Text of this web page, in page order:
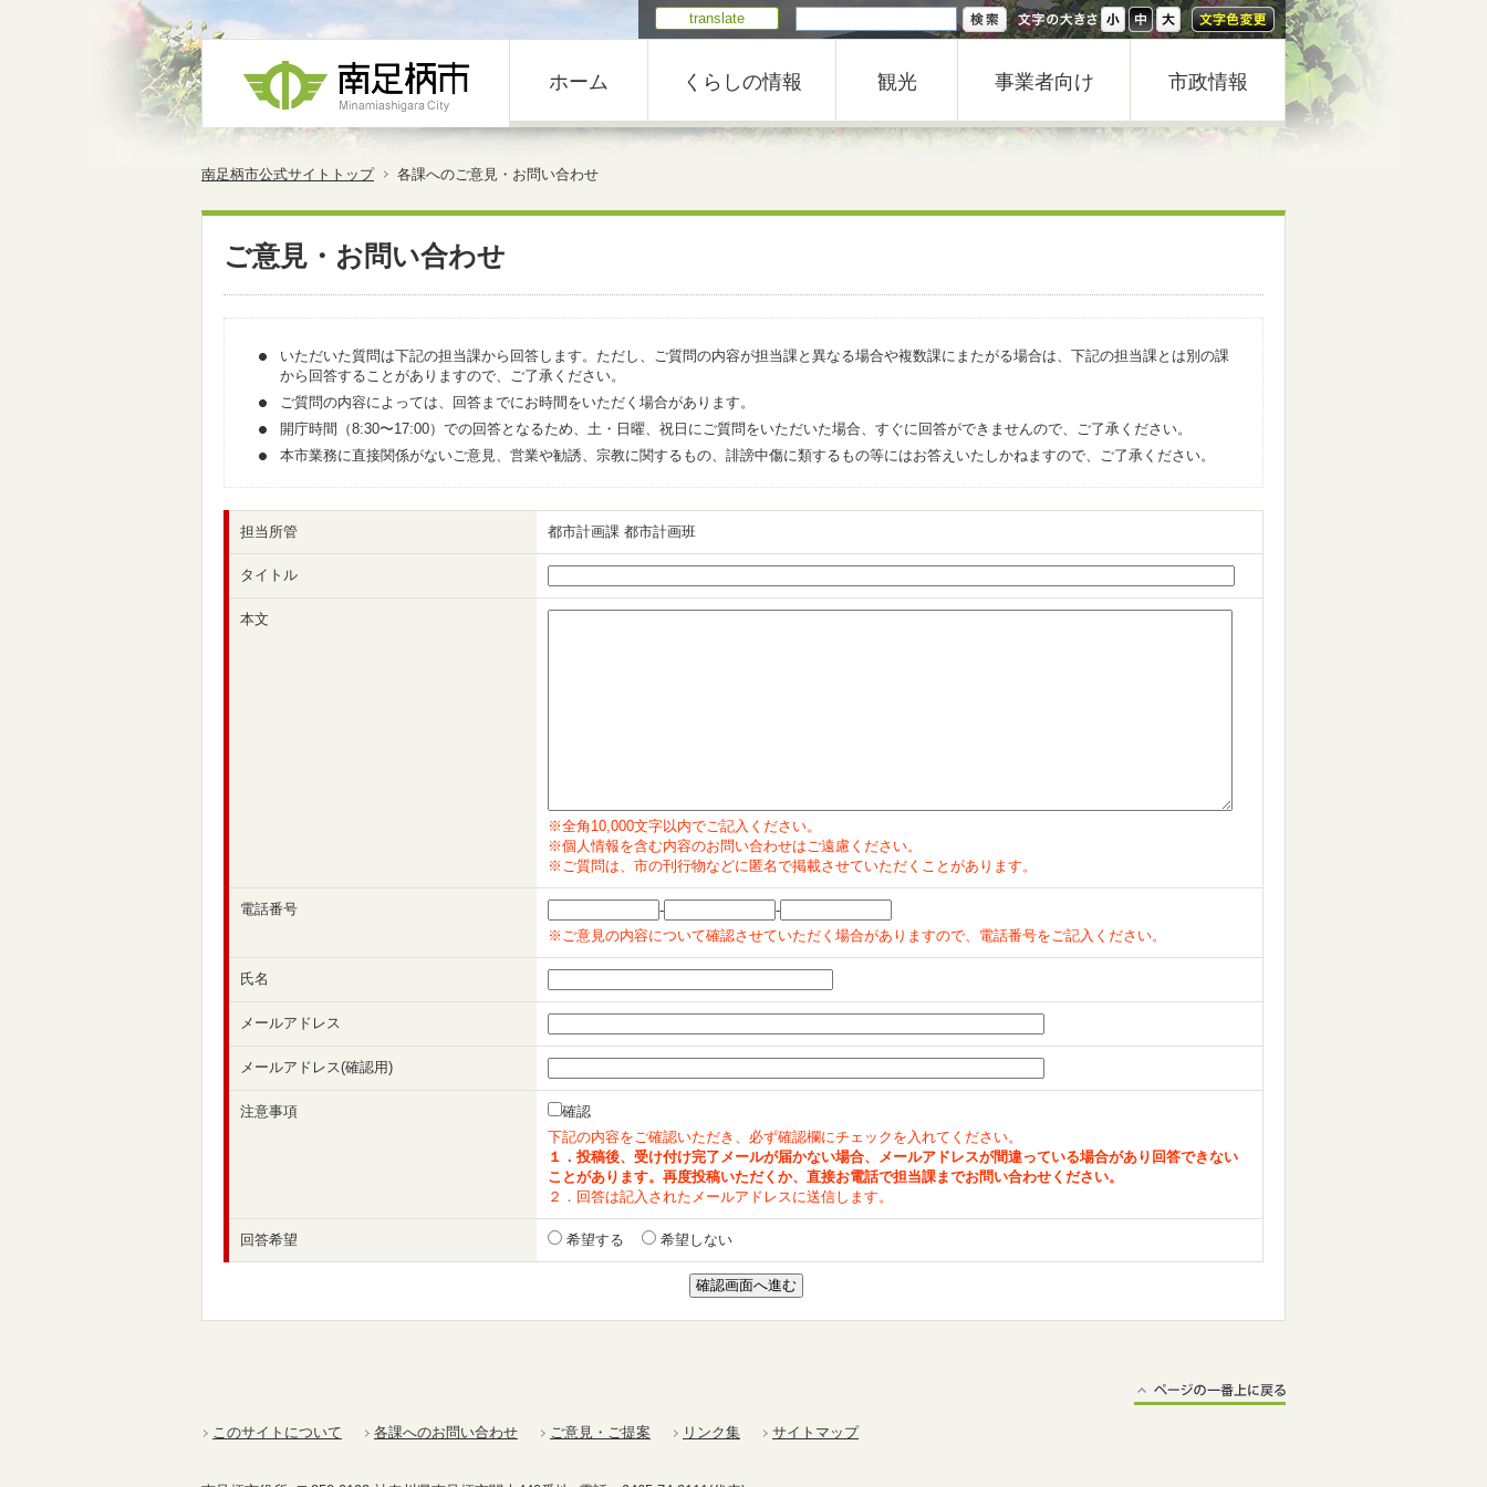
translate
ホーム くらしの情報 観光 事業者向け 市政情報
南足柄市公式サイトトップ 各課へのご意見・お問い合わせ
ご意見・お問い合わせ
いただいた質問は下記の担当課から回答します。ただし、ご質問の内容が担当課と異なる場合や複数課にまたがる場合は、下記の担当課とは別の課
から回答することがありますので、ご了承ください。
ご質問の内容によっては、回答までにお時間をいただく場合があります。
開庁時間（8:30〜17:00）での回答となるため、土・日曜、祝日にご質問をいただいた場合、すぐに回答ができませんので、ご了承ください。
本市業務に直接関係がないご意見、営業や勧誘、宗教に関するもの、誹謗中傷に類するもの等にはお答えいたしかねますので、ご了承ください。
担当所管 都市計画課 都市計画班
タイトル
本文
※全角10,000文字以内でご記入ください。
※個人情報を含む内容のお問い合わせはご遠慮ください。
※ご質問は、市の刊行物などに匿名で掲載させていただくことがあります。
電話番号 -
-
※ご意見の内容について確認させていただく場合がありますので、電話番号をご記入ください。
氏名
メールアドレス
メールアドレス(確認用)
注意事項
確認
下記の内容をご確認いただき、必ず確認欄にチェックを入れてください。
１．投稿後、受け付け完了メールが届かない場合、メールアドレスが間違っている場合があり回答できない
ことがあります。再度投稿いただくか、直接お電話で担当課までお問い合わせください。
２．回答は記入されたメールアドレスに送信します。
回答希望 希望する 希望しない
このサイトについて 各課へのお問い合わせ ご意見・ご提案 リンク集 サイトマップ